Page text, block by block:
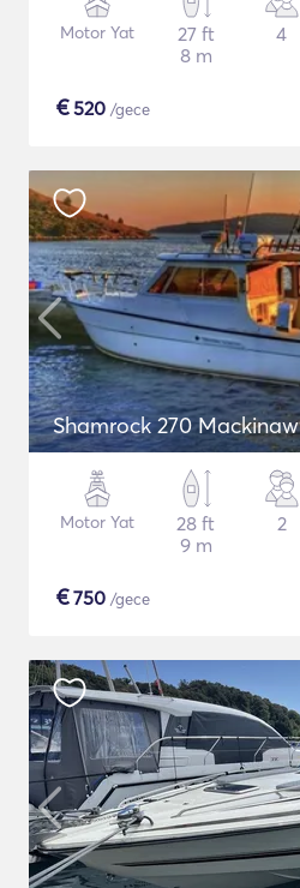
Motor Yat
27 ft
8 m
4
€520 /gece
Shamrock 270 Mackinaw
Motor Yat
28 ft
9 m
2
€750 /gece